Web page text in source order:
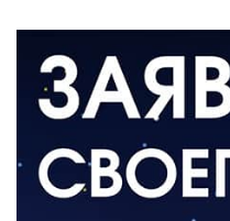
ВЛАСТЬ
День памяти и
06.08.2026